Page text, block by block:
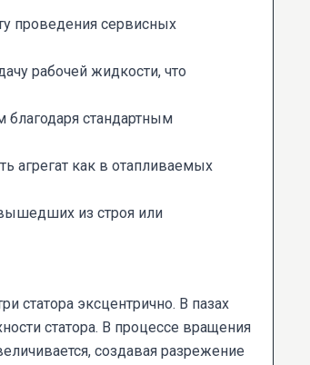
проведения сервисных
рабочей жидкости, что
стандартным
агрегат как в отапливаемых
из строя или
статора эксцентрично. В пазах
статора. В процессе вращения
создавая разрежение